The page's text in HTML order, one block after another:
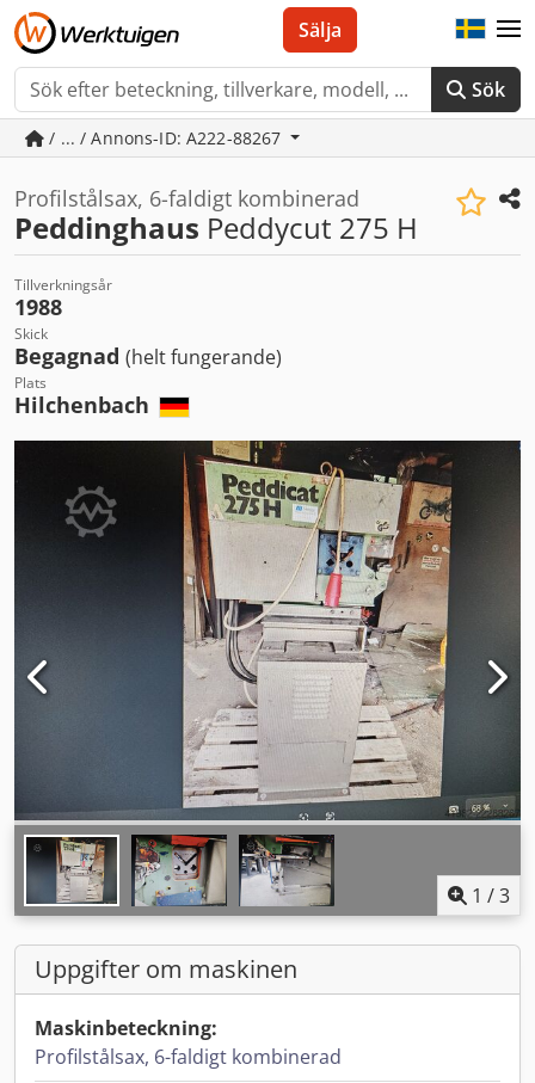
Sök
Sälja
/ ... / Annons-ID: A222-88267
Profilstålsax, 6-faldigt kombinerad
Peddinghaus Peddycut 275 H
Tillverkningsår
1988
Skick
Begagnad (helt fungerande)
Plats
Hilchenbach
1 /3
Uppgifter om maskinen
Maskinbeteckning:
Profilstålsax, 6-faldigt kombinerad